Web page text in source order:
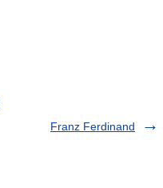
Franz Ferdinand